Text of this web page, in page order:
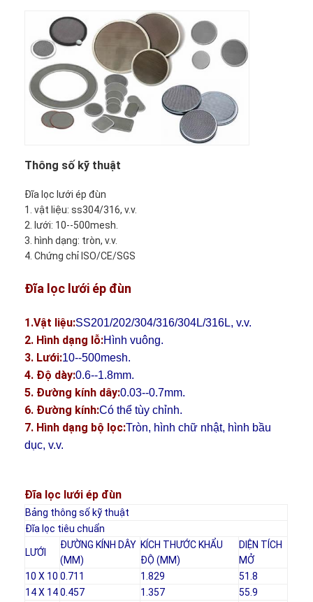
Nhà
Sản phẩm
Thông số kỹ thuật
Đĩa lọc lưới ép đùn
1. vật liệu: ss304/316, v.v.
2. lưới: 10--500mesh.
3. hình dạng: tròn, v.v.
4. Chứng chỉ ISO/CE/SGS
Đĩa lọc lưới ép đùn
1.Vật liệu:SS201/202/304/316/304L/316L, v.v.
2. Hình dạng lỗ:Hình vuông.
3. Lưới:10--500mesh.
4. Độ dày:0.6--1.8mm.
5. Đường kính dây:0.03--0.7mm.
6. Đường kính:Có thể tùy chỉnh.
7. Hình dạng bộ lọc:Tròn, hình chữ nhật, hình bầu
dục, v.v.
Đĩa lọc lưới ép đùn
Bảng thông số kỹ thuật
Đĩa lọc tiêu chuẩn
LƯỚI
ĐƯỜNG KÍNH DÂY
(MM)
KÍCH THƯỚC KHẨU
ĐỘ (MM)
DIỆN TÍCH
MỞ
10 X 10 0.711 1.829
51.8
14 X 14 0.457 1.357
55.9